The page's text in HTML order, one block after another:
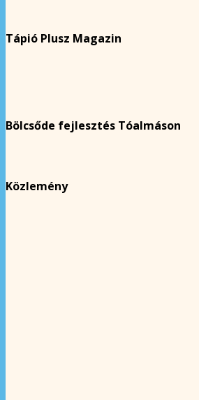
Tápió Plusz Magazin
Bölcsőde fejlesztés Tóalmáson
Közlemény